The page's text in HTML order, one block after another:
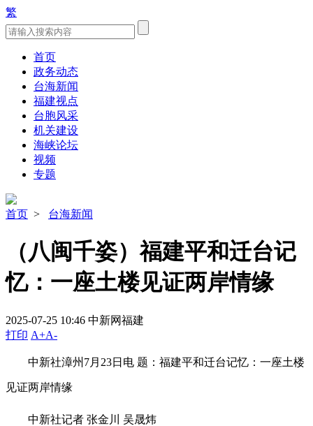
繁
首页
政务动态
台海新闻
福建视点
台胞风采
机关建设
海峡论坛
视频
专题
首页 > 台海新闻
（八闽千姿）福建平和迁台记
忆：一座土楼见证两岸情缘
2025-07-25 10:46 中新网福建
打印 A+A-
中新社漳州7月23日电 题：福建平和迁台记忆：一座土楼
见证两岸情缘
中新社记者 张金川 吴晟炜